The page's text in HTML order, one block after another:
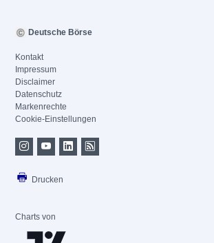
Deutsche Börse
Kontakt
Impressum
Disclaimer
Datenschutz
Markenrechte
Cookie-Einstellungen
Drucken
Charts von